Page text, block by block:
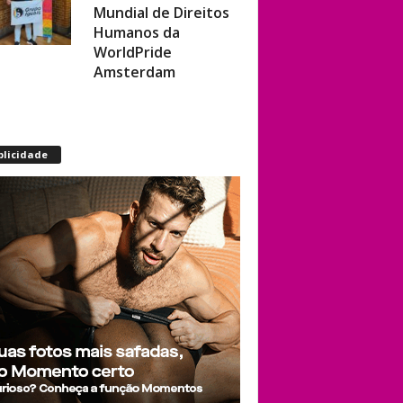
Humanos da
WorldPride
Amsterdam
de racismo,
homofobia e
transfobia: “Não
toleramos”
Ratinho constrange
cantor sertanejo
com comentário
homofóbico ao vivo
no SBT: “Você está
com uma cara de